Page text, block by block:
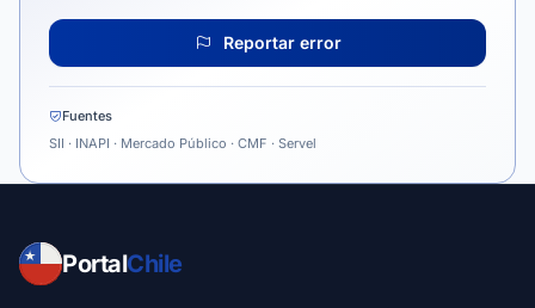
Reportar error
Fuentes
SII · INAPI · Mercado Público · CMF · Servel
PortalChile